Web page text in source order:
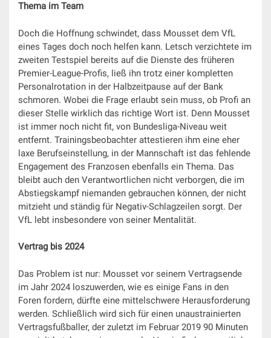
Thema im Team
Doch die Hoffnung schwindet, dass Mousset dem VfL
eines Tages doch noch helfen kann. Letsch verzichtete im
zweiten Testspiel bereits auf die Dienste des früheren
Premier-League-Profis, ließ ihn trotz einer kompletten
Personalrotation in der Halbzeitpause auf der Bank
schmoren. Wobei die Frage erlaubt sein muss, ob Profi an
dieser Stelle wirklich das richtige Wort ist. Denn Mousset
ist immer noch nicht fit, von Bundesliga-Niveau weit
entfernt. Trainingsbeobachter attestieren ihm eine eher
laxe Berufseinstellung, in der Mannschaft ist das fehlende
Engagement des Franzosen ebenfalls ein Thema. Das
bleibt auch den Verantwortlichen nicht verborgen, die im
Abstiegskampf niemanden gebrauchen können, der nicht
mitzieht und ständig für Negativ-Schlagzeilen sorgt. Der
VfL lebt insbesondere von seiner Mentalität.
Vertrag bis 2024
Das Problem ist nur: Mousset vor seinem Vertragsende
im Jahr 2024 loszuwerden, wie es einige Fans in den
Foren fordern, dürfte eine mittelschwere Herausforderung
werden. Schließlich wird sich für einen unaustrainierten
Vertragsfußballer, der zuletzt im Februar 2019 90 Minuten